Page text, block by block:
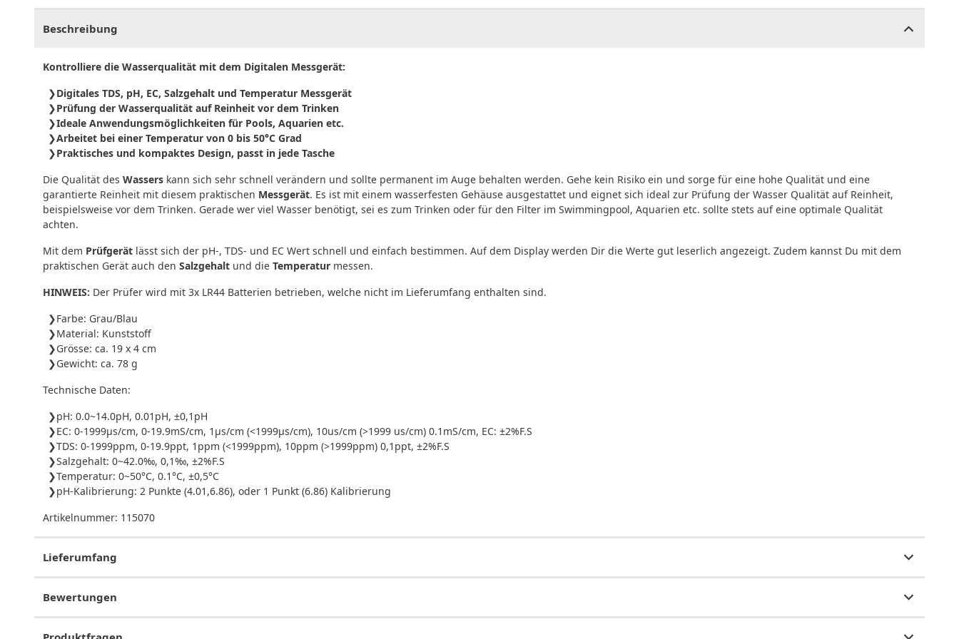
Beschreibung
Kontrolliere die Wasserqualität mit dem Digitalen Messgerät:
Digitales TDS, pH, EC, Salzgehalt und Temperatur Messgerät
Prüfung der Wasserqualität auf Reinheit vor dem Trinken
Ideale Anwendungsmöglichkeiten für Pools, Aquarien etc.
Arbeitet bei einer Temperatur von 0 bis 50°C Grad
Praktisches und kompaktes Design, passt in jede Tasche
Die Qualität des Wassers kann sich sehr schnell verändern und sollte permanent im Auge behalten werden. Gehe kein Risiko ein und sorge für eine hohe Qualität und eine
garantierte Reinheit mit diesem praktischen Messgerät. Es ist mit einem wasserfesten Gehäuse ausgestattet und eignet sich ideal zur Prüfung der Wasser Qualität auf Reinheit,
beispielsweise vor dem Trinken. Gerade wer viel Wasser benötigt, sei es zum Trinken oder für den Filter im Swimmingpool, Aquarien etc. sollte stets auf eine optimale Qualität
achten.
Mit dem Prüfgerät lässt sich der pH-, TDS- und EC Wert schnell und einfach bestimmen. Auf dem Display werden Dir die Werte gut leserlich angezeigt. Zudem kannst Du mit dem
praktischen Gerät auch den Salzgehalt und die Temperatur messen.
HINWEIS: Der Prüfer wird mit 3x LR44 Batterien betrieben, welche nicht im Lieferumfang enthalten sind.
Farbe: Grau/Blau
Material: Kunststoff
Grösse: ca. 19 x 4 cm
Gewicht: ca. 78 g
Technische Daten:
pH: 0.0~14.0pH, 0.01pH, ±0,1pH
EC: 0-1999μs/cm, 0-19.9mS/cm, 1μs/cm (<1999μs/cm), 10us/cm (>1999 us/cm) 0.1mS/cm, EC: ±2%F.S
TDS: 0-1999ppm, 0-19.9ppt, 1ppm (<1999ppm), 10ppm (>1999ppm) 0,1ppt, ±2%F.S
Salzgehalt: 0~42.0‰, 0,1‰, ±2%F.S
Temperatur: 0~50°C, 0.1°C, ±0,5°C
pH-Kalibrierung: 2 Punkte (4.01,6.86), oder 1 Punkt (6.86) Kalibrierung
Artikelnummer: 115070
Lieferumfang
Bewertungen